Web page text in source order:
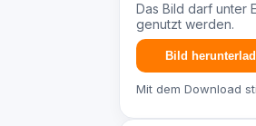
Das Bild darf unter
genutzt werden.
Bild
Mit dem Download